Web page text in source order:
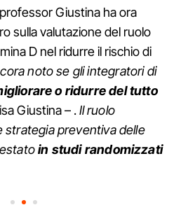
Giustina ha ora
sulla valutazione del ruolo
D nel ridurre il rischio di
noto se gli integratori di
o ridurre del tutto
Giustina – .Il ruolo
strategia preventiva delle
in studi randomizzati